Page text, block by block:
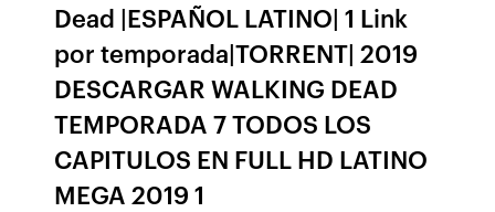
Dead |ESPAÑOL LATINO| 1 Link
por temporada|TORRENT| 2019
DESCARGAR WALKING DEAD
TEMPORADA 7 TODOS LOS
CAPITULOS EN FULL HD LATINO
MEGA 2019 1